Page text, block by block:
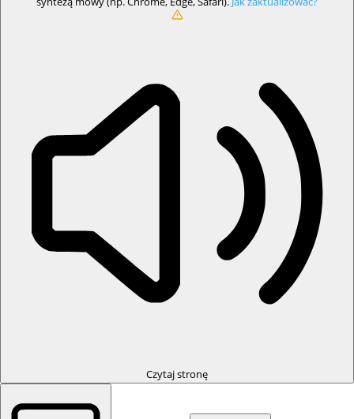
Czytaj stronę